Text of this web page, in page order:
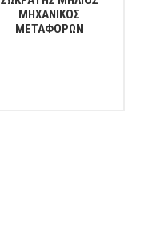
ΜΗΧΑΝΙΚΟΣ
ΜΕΤΑΦΟΡΩΝ